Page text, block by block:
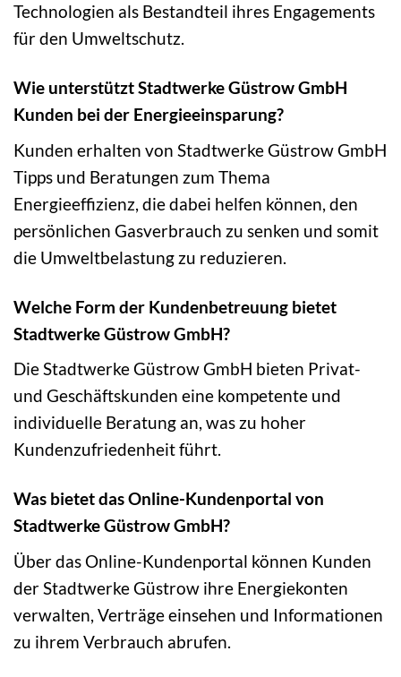
Technologien als Bestandteil ihres Engagements
für den Umweltschutz.
Wie unterstützt Stadtwerke Güstrow GmbH
Kunden bei der Energieeinsparung?
Kunden erhalten von Stadtwerke Güstrow GmbH
Tipps und Beratungen zum Thema
Energieeffizienz, die dabei helfen können, den
persönlichen Gasverbrauch zu senken und somit
die Umweltbelastung zu reduzieren.
Welche Form der Kundenbetreuung bietet
Stadtwerke Güstrow GmbH?
Die Stadtwerke Güstrow GmbH bieten Privat-
und Geschäftskunden eine kompetente und
individuelle Beratung an, was zu hoher
Kundenzufriedenheit führt.
Was bietet das Online-Kundenportal von
Stadtwerke Güstrow GmbH?
Über das Online-Kundenportal können Kunden
der Stadtwerke Güstrow ihre Energiekonten
verwalten, Verträge einsehen und Informationen
zu ihrem Verbrauch abrufen.